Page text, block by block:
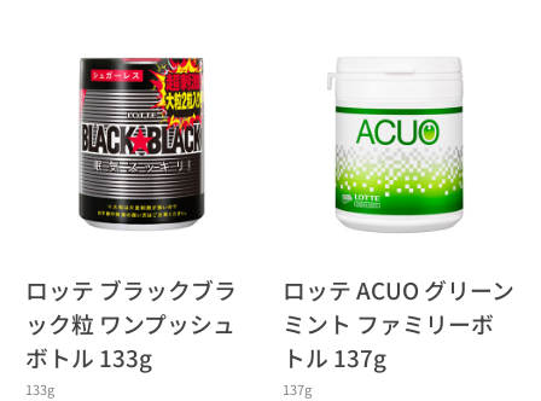
ロッテ ブラックブラ
ック粒 ワンプッシュ
ボトル 133g
133g
ロッテ ACUO グリーン
ミント ファミリーボ
トル 137g
137g